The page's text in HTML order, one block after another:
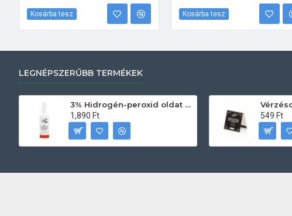
Kosárba tesz Kosárba tesz
LEGNÉPSZERŰBB TERMÉKEK
3% Hidrogén-peroxid oldat (sebfertőtlenítő) 100ml
1,890 Ft
549 Ft